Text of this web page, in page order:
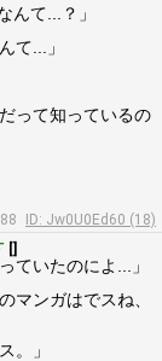
んて...？」
て...」
って知っているの
ID: Jw0U0Ed60 (18)
[]
ていたのによ...」
マンガはでスね、
。」